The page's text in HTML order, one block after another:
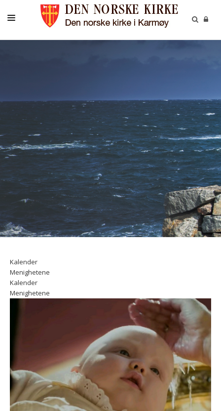
Kalender
Menighetene
Kalender
Menighetene